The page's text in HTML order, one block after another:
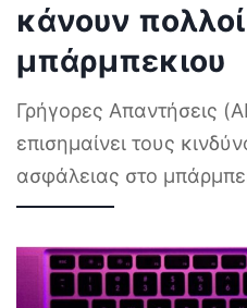
κάνουν
μπάρμπεκιου
Γρήγορες Απαντήσεις
επισημαίνει τους
ασφάλειας στο